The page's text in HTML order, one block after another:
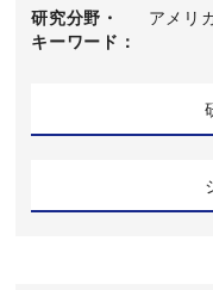
研究分野・
キーワード
アメリ